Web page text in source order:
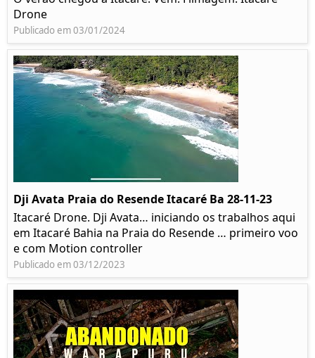
Drone
Publicado em 03/01/2024
Dji Avata Praia do Resende Itacaré Ba 28-11-23
Itacaré Drone. Dji Avata… iniciando os trabalhos aqui
em Itacaré Bahia na Praia do Resende … primeiro voo
e com Motion controller
Publicado em 03/12/2023